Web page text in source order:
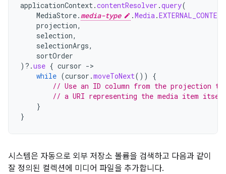
applicationContext.contentResolver .query(
MediaStore.media-type .Media.
projection,
selection,
selectionArgs,
sortOrder
) ?.use { cursor ->
while (cursor .moveToNext())
{
// Use an ID column from the projection to
// a URI representing the media item
}
}
시스템은 자동으로 외부 저장소 볼륨을 검색하고 다음과 같이
잘 정의된 컬렉션에 미디어 파일을 추가합니다.